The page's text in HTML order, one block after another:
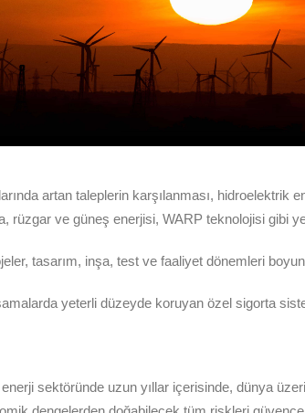
artan taleplerin karşılanması, hidroelektrik
rüzgar ve güneş enerjisi, WARP teknolojisi gibi
tasarım, inşa, test ve faaliyet dönemleri
yeterli düzeyde koruyan özel sigorta
sektöründe uzun yıllar içerisinde, dünya